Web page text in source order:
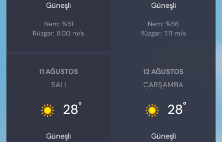
Güneşli
Nem: %51
Rüzgar: 8.00 m/s
Güneşli
Nem: %56
Rüzgar: 7.11 m/s
11 AĞUSTOS
SALI
28°
Güneşli
12 AĞUSTOS
ÇARŞAMBA
28°
Güneşli